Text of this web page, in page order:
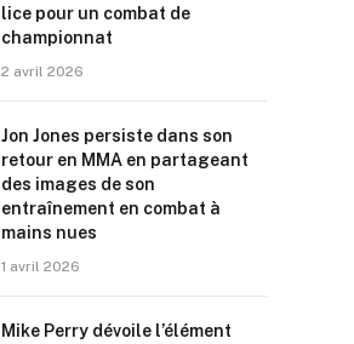
lice pour un combat de
championnat
2 avril 2026
Jon Jones persiste dans son
retour en MMA en partageant
des images de son
entraînement en combat à
mains nues
1 avril 2026
Mike Perry dévoile l’élément